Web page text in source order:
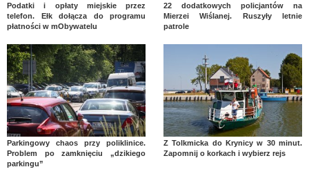
Podatki i opłaty miejskie przez
telefon. Ełk dołącza do programu
płatności w mObywatelu
22 dodatkowych policjantów na
Mierzei Wiślanej. Ruszyły letnie
patrole
Parkingowy chaos przy poliklinice.
Problem po zamknięciu „dzikiego
parkingu”
Z Tolkmicka do Krynicy w 30 minut.
Zapomnij o korkach i wybierz rejs